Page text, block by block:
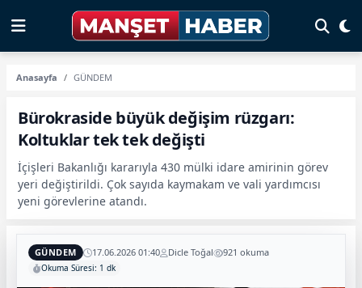
Anasayfa GÜNDEM
Bürokraside büyük değişim rüzgarı:
Koltuklar tek tek değişti
İçişleri Bakanlığı kararıyla 430 mülki idare amirinin görev
yeri değiştirildi. Çok sayıda kaymakam ve vali yardımcısı
yeni görevlerine atandı.
GÜNDEM 17.06.2026 01:40 Dicle Toğal 921 okuma
Okuma Süresi: 1 dk